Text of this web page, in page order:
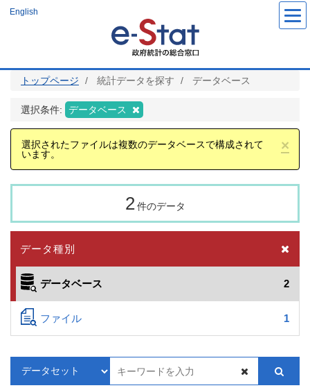
ツ
English
トップページ 統計データを探す データベース
選択条件: データベース
×
選択されたファイルは複数のデータベースで構成されて
います。
2 件のデータ
データ種別
データベース 2
ファイル 1